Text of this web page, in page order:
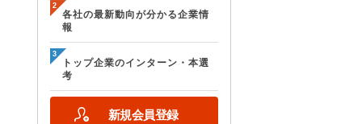
各社の最新動向が分かる企業情
報
トップ企業のインターン・本選
考
新規会員登録